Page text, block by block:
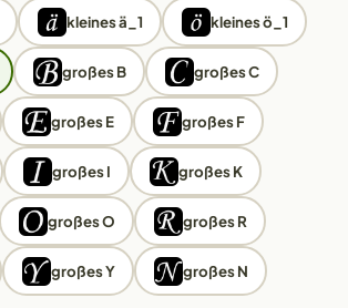
kleines ä_1 kleines ö_1
großes B großes C
großes E großes F
großes I großes K
großes O großes R
großes Y großes N